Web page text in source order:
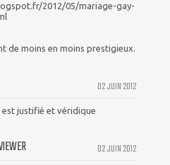
2012/05/mariage-gay-
de moins en moins prestigieux.
02 JUIN 2012
est justifié et véridique
02 JUIN 2012